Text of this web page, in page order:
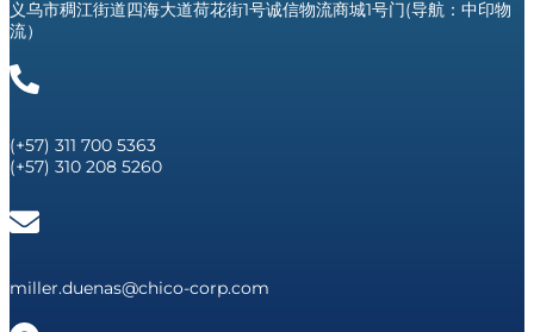
义乌市稠江街道四海大道荷花街1号诚信物流商城1号门(导航：中印物
流）
(+57) 311 700 5363
(+57) 310 208 5260
miller.duenas@chico-corp.com